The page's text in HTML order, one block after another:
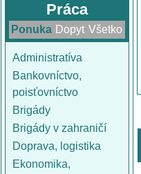
Práca
Ponuka Dopyt Všetko
Administratíva
Bankovníctvo,
poisťovníctvo
Brigády
Brigády v zahraničí
Doprava, logistika
Ekonomika,